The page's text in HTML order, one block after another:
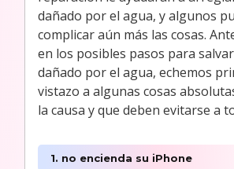
dañado por el agua, y algunos
complicar aún más las cosas.
en los posibles pasos para
dañado por el agua, echemos
vistazo a algunas cosas
la causa y que deben evitarse a
1. no encienda su iPhone